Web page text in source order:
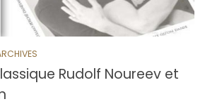
Rudolf Noureev et